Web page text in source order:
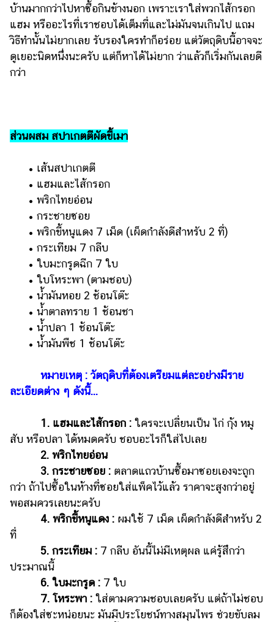
ผู้
หญิง
ผู้ชาย
สุขภาพ
สูตร
อาหาร
ช้อป
ปิ้ง
รถยนต์
บ้าน
และ
การ
ตกแต่ง
มือ
ถือ
ราคา
วา
แต่งงาน
สัตว์
Infographic
บ้านมากกว่าไปหาซื้อกินข้างนอก เพราะเราใส่พวกไส้กรอก
แฮม หรืออะไรที่เราชอบได้เต็มที่และไม่มันจนเกินไป แถม
วิธีทำนั้นไม่ยากเลย รับรองใครทำก็อร่อย แต่วัตถุดิบนี้อาจจะ
ดูเยอะนิดหนึ่งนะครับ แต่ก็หาได้ไม่ยาก ว่าแล้วก็เริ่มกันเลยดี
กว่า
ส่วนผสม สปาเกตตีผัดขี้เมา
​​ •​ ​เส้นสปาเกตตี
​​ •​ ​แฮมและไส้กรอก
​​ •​ ​พริกไทยอ่อน
​​ •​ ​กระชายซอย
​​ •​ ​พริกขี้หนูแดง 7 เม็ด (เผ็ดกำลังดีสำหรับ 2 ที่)
​​ •​ ​กระเทียม 7 กลีบ
​​ •​ ​ใบมะกรูดฉีก 7 ใบ
​​ •​ ​ใบโหระพา (ตามชอบ)
​​ •​ ​น้ำมันหอย 2 ช้อนโต๊ะ
​​ •​ ​น้ำตาลทราย 1 ช้อนชา
​​ •​ ​น้ำปลา 1 ช้อนโต๊ะ
​​ •​ ​น้ำมันพืช 1 ช้อนโต๊ะ
หมายเหตุ : วัตถุดิบที่ต้องเตรียมแต่ละอย่างมีราย
ละเอียดต่าง ๆ ดังนี้...
1. แฮมและไส้กรอก : ใครจะเปลี่ยนเป็น ไก่ กุ้ง หมู
สับ หรือปลา ได้หมดครับ ชอบอะไรก็ใส่ไปเลย
2. พริกไทยอ่อน
3. กระชายซอย : ตลาดแถวบ้านซื้อมาซอยเองจะถูก
กว่า ถ้าไปซื้อในห้างที่ซอยใส่แพ็คไว้แล้ว ราคาจะสูงกว่าอยู่
พอสมควรเลยนะครับ
4. พริกขี้หนูแดง : ผมใช้ 7 เม็ด เผ็ดกำลังดีสำหรับ 2
ที่
5. กระเทียม : 7 กลีบ อันนี้ไม่มีเหตุผล แค่รู้สึกว่า
ประมาณนี้
6. ใบมะกรูด : 7 ใบ
7. โหระพา : ใส่ตามความชอบเลยครับ แต่ถ้าไม่ชอบ
ก็ต้องใส่ซะหน่อยนะ มันมีประโยชน์ทางสมุนไพร ช่วยขับลม